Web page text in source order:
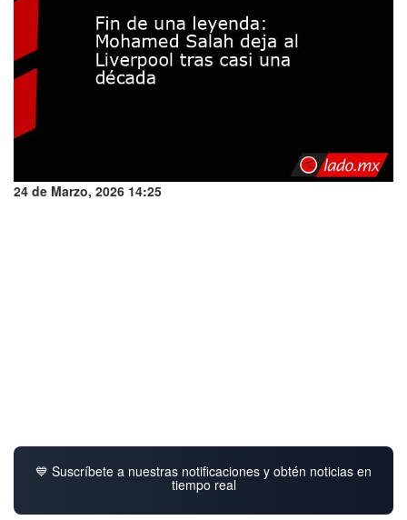
24 de Marzo, 2026 14:25
💙 Suscríbete a nuestras notificaciones y obtén noticias en
tiempo real